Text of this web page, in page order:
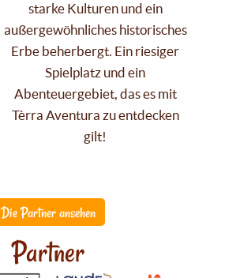
starke Kulturen und ein
außergewöhnliches historisches
Erbe beherbergt. Ein riesiger
Spielplatz und ein
Abenteuergebiet, das es mit
Tèrra Aventura zu entdecken
gilt!
Die Partner ansehen
Partner